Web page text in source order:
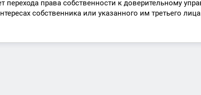
перехода права собственности к доверительному
собственника или указанного им третьего